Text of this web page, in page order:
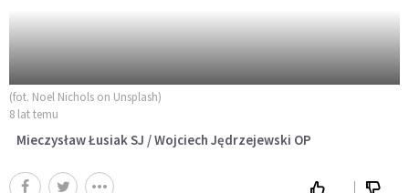
(fot. Noel Nichols on Unsplash)
8 lat temu
Mieczysław Łusiak SJ / Wojciech Jędrzejewski OP